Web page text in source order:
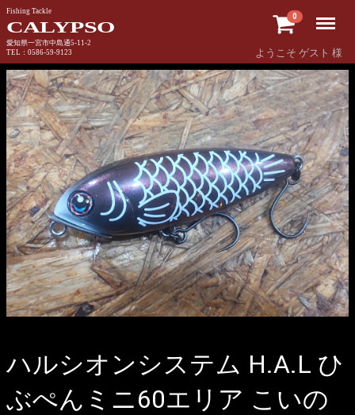
Fishing Tackle
CALYPSO
愛知県一宮市中島通5-11-2
TEL：0586-59-9123
0
ようこそ ゲスト 様
Menu
ハルシオンシステム H.A.L ひ
ぶぺんミニ60エリア こいの